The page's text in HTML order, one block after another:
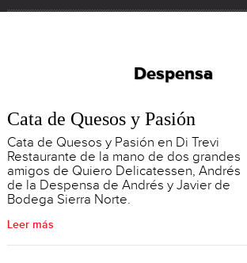
Despensa
Cata de Quesos y Pasión
Cata de Quesos y Pasión en Di Trevi
Restaurante de la mano de dos grandes
amigos de Quiero Delicatessen, Andrés
de la Despensa de Andrés y Javier de
Bodega Sierra Norte.
Leer más